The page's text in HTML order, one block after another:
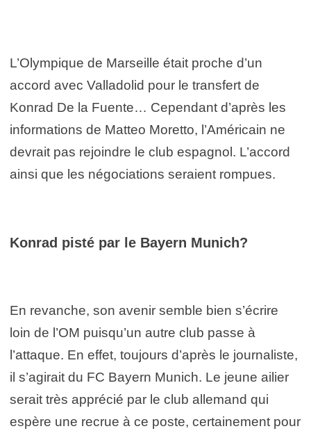
L’Olympique de Marseille était proche d’un
accord avec Valladolid pour le transfert de
Konrad De la Fuente… Cependant d’après les
informations de Matteo Moretto, l’Américain ne
devrait pas rejoindre le club espagnol. L’accord
ainsi que les négociations seraient rompues.
Konrad pisté par le Bayern Munich?
En revanche, son avenir semble bien s’écrire
loin de l’OM puisqu’un autre club passe à
l’attaque. En effet, toujours d’après le journaliste,
il s’agirait du FC Bayern Munich. Le jeune ailier
serait très apprécié par le club allemand qui
espère une recrue à ce poste, certainement pour